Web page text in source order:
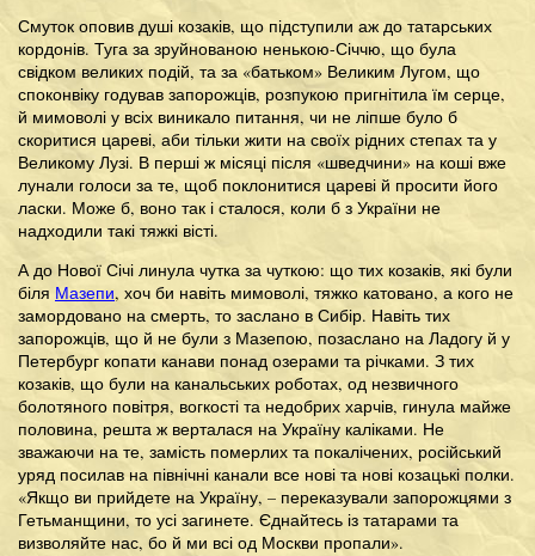
Смуток оповив душі козаків, що підступили аж до татарських
кордонів. Туга за зруйнованою ненькою-Січчю, що була
свідком великих подій, та за «батьком» Великим Лугом, що
споконвіку годував запорожців, розпукою пригнітила їм серце,
й мимоволі у всіх виникало питання, чи не ліпше було б
скоритися цареві, аби тільки жити на своїх рідних степах та у
Великому Лузі. В перші ж місяці після «шведчини» на коші вже
лунали голоси за те, щоб поклонитися цареві й просити його
ласки. Може б, воно так і сталося, коли б з України не
надходили такі тяжкі вісті.
А до Нової Січі линула чутка за чуткою: що тих козаків, які були
біля Мазепи, хоч би навіть мимоволі, тяжко катовано, а кого не
замордовано на смерть, то заслано в Сибір. Навіть тих
запорожців, що й не були з Мазепою, позаслано на Ладогу й у
Петербург копати канави понад озерами та річками. З тих
козаків, що були на канальських роботах, од незвичного
болотяного повітря, вогкості та недобрих харчів, гинула майже
половина, решта ж верталася на Україну каліками. Не
зважаючи на те, замість померлих та покалічених, російський
уряд посилав на північні канали все нові та нові козацькі полки.
«Якщо ви прийдете на Україну, – переказували запорожцями з
Гетьманщини, то усі загинете. Єднайтесь із татарами та
визволяйте нас, бо й ми всі од Москви пропали».